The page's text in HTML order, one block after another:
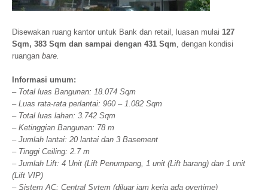
Disewakan ruang kantor untuk Bank dan retail, luasan mulai 127
Sqm, 383 Sqm dan sampai dengan 431 Sqm, dengan kondisi
ruangan bare.
Informasi umum:
– Total luas Bangunan: 18.074 Sqm
– Luas rata-rata perlantai: 960 – 1.082 Sqm
– Total luas lahan: 3.742 Sqm
– Ketinggian Bangunan: 78 m
– Jumlah lantai: 20 lantai dan 3 Basement
– Tinggi Ceiling: 2.7 m
– Jumlah Lift: 4 Unit (Lift Penumpang, 1 unit (Lift barang) dan 1 unit
(Lift VIP)
– Sistem AC: Central Sytem (diluar jam kerja ada overtime)